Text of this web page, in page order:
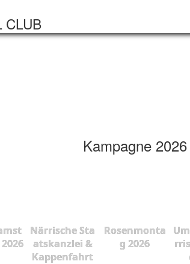
CLUB
Kampagne 2026
Närrische Sta
atskanzlei &
Kappenfahrt
Rosenmonta
g 2026